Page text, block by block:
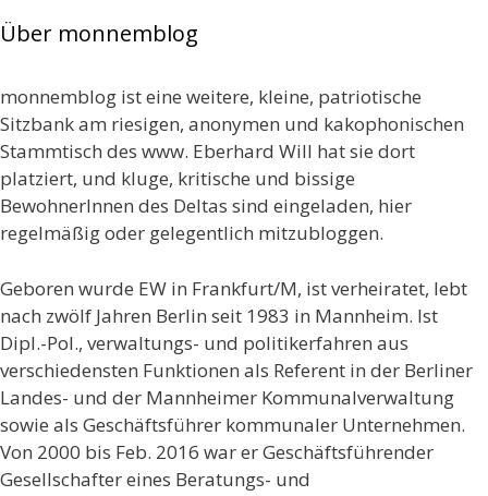
Über monnemblog
monnemblog ist eine weitere, kleine, patriotische
Sitzbank am riesigen, anonymen und kakophonischen
Stammtisch des www. Eberhard Will hat sie dort
platziert, und kluge, kritische und bissige
BewohnerInnen des Deltas sind eingeladen, hier
regelmäßig oder gelegentlich mitzubloggen.
Geboren wurde EW in Frankfurt/M, ist verheiratet, lebt
nach zwölf Jahren Berlin seit 1983 in Mannheim. Ist
Dipl.-Pol., verwaltungs- und politikerfahren aus
verschiedensten Funktionen als Referent in der Berliner
Landes- und der Mannheimer Kommunalverwaltung
sowie als Geschäftsführer kommunaler Unternehmen.
Von 2000 bis Feb. 2016 war er Geschäftsführender
Gesellschafter eines Beratungs- und